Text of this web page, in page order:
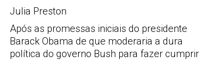
Julia Preston
Após as promessas iniciais do presidente
Barack Obama de que moderaria a dura
política do governo Bush para fazer cumprir